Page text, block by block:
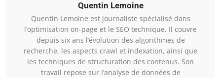
Quentin Lemoine
Quentin Lemoine est journaliste spécialisé dans
l’optimisation on-page et le SEO technique. Il couvre
depuis six ans l’évolution des algorithmes de
recherche, les aspects crawl et indexation, ainsi que
les techniques de structuration des contenus. Son
travail repose sur l’analyse de données de